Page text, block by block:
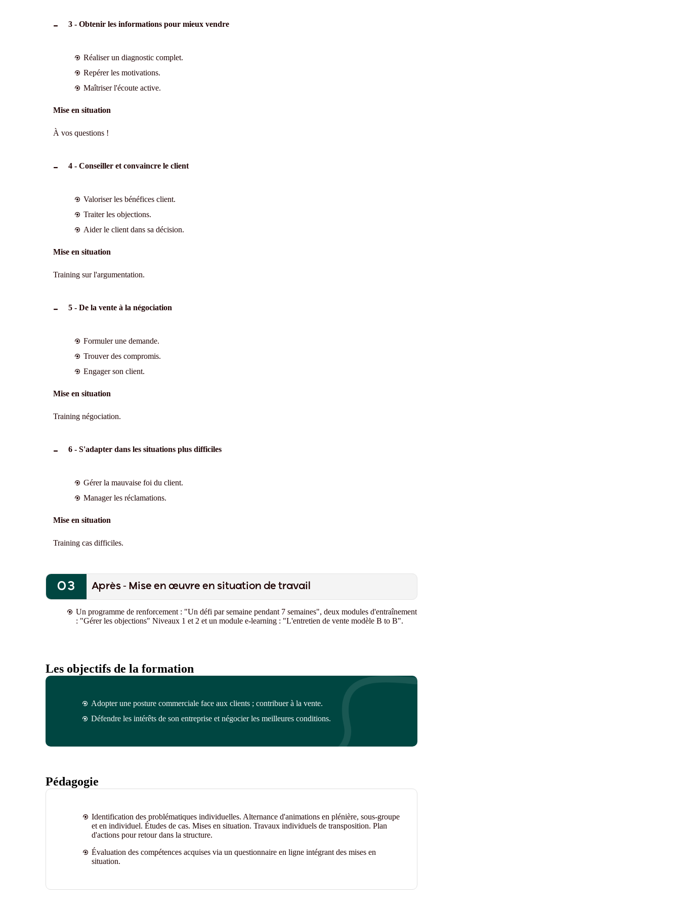
3 - Obtenir les informations pour mieux vendre
Réaliser un diagnostic complet.
Repérer les motivations.
Maîtriser l'écoute active.
Mise en situation
À vos questions !
4 - Conseiller et convaincre le client
Valoriser les bénéfices client.
Traiter les objections.
Aider le client dans sa décision.
Mise en situation
Training sur l'argumentation.
5 - De la vente à la négociation
Formuler une demande.
Trouver des compromis.
Engager son client.
Mise en situation
Training négociation.
6 - S'adapter dans les situations plus difficiles
Gérer la mauvaise foi du client.
Manager les réclamations.
Mise en situation
Training cas difficiles.
Après - Mise en œuvre en situation de travail
Un programme de renforcement: "Un défi par semaine pendant 7 semaines", deux modules d'entraînement
: "Gérer les objections" Niveaux 1 et 2 et un module e-learning: "L'entretien de vente modèle B to B".
Les objectifs de la formation
Adopter une posture commerciale face aux clients ; contribuer à la vente.
Défendre les intérêts de son entreprise et négocier les meilleures conditions.
Pédagogie
Identification des problématiques individuelles. Alternance d'animations en plénière, sous-groupe
et en individuel. Études de cas. Mises en situation. Travaux individuels de transposition. Plan
d'actions pour retour dans la structure.
Évaluation des compétences acquises via un questionnaire en ligneintégrant des mises en
situation.